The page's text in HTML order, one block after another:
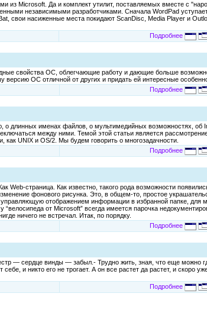
из Microsoft. Да и комплект утилит, поставляемых вместе с
независимыми разработчиками. Сначала WordPad
свои насиженные места покидают ScanDisc, Media Player и
Подробнее
свойства ОС, облегчающие работу и дающие больше
ОС отличной от других и придать ей интересные
Подробнее
длинных именах файлов, о мультимедийных возможностях, об
между ними. Темой этой статьи является
как UNIX и OS/2. Мы будем говорить о многозадачности.
Подробнее
Web-страница. Как известно, такого рода возможности
фонового рисунка. Это, в общем-то, простое
отображением информации в избранной папке, для
от Microsoft” всегда имеется парочка
ничего не встречал. Итак, по порядку.
Подробнее
— сердце винды — забыл.- Трудно жить, зная, что еще можно
и никто его не трогает. А он все растет да растет, и скоро
Подробнее